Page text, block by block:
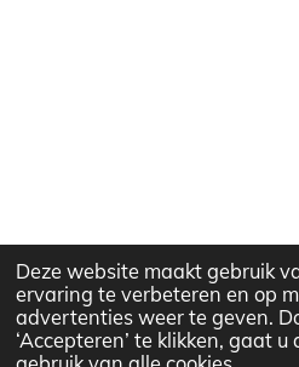
Deze website maakt gebruik
ervaring te verbeteren en op
advertenties weer te geven.
‘Accepteren’ te klikken, gaat